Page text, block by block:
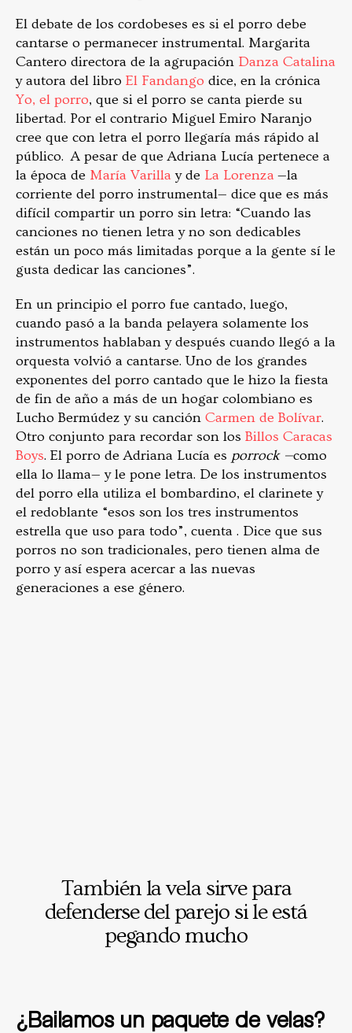
El debate de los cordobeses es si el porro debe
cantarse o permanecer instrumental. Margarita
Cantero directora de la agrupación Danza Catalina
y autora del libro El Fandango dice, en la crónica
Yo, el porro, que si el porro se canta pierde su
libertad. Por el contrario Miguel Emiro Naranjo
cree que con letra el porro llegaría más rápido al
público. A pesar de que Adriana Lucía pertenece a
la época de María Varilla y de La Lorenza —la
corriente del porro instrumental— dice que es más
difícil compartir un porro sin letra: “Cuando las
canciones no tienen letra y no son dedicables
están un poco más limitadas porque a la gente sí le
gusta dedicar las canciones”.
En un principio el porro fue cantado, luego,
cuando pasó a la banda pelayera solamente los
instrumentos hablaban y después cuando llegó a la
orquesta volvió a cantarse. Uno de los grandes
exponentes del porro cantado que le hizo la fiesta
de fin de año a más de un hogar colombiano es
Lucho Bermúdez y su canción Carmen de Bolívar.
Otro conjunto para recordar son los Billos Caracas
Boys. El porro de Adriana Lucía es porrock —como
ella lo llama— y le pone letra. De los instrumentos
del porro ella utiliza el bombardino, el clarinete y
el redoblante “esos son los tres instrumentos
estrella que uso para todo”, cuenta . Dice que sus
porros no son tradicionales, pero tienen alma de
porro y así espera acercar a las nuevas
generaciones a ese género.
También la vela sirve para
defenderse del parejo si le está
pegando mucho
¿Bailamos un paquete de velas?